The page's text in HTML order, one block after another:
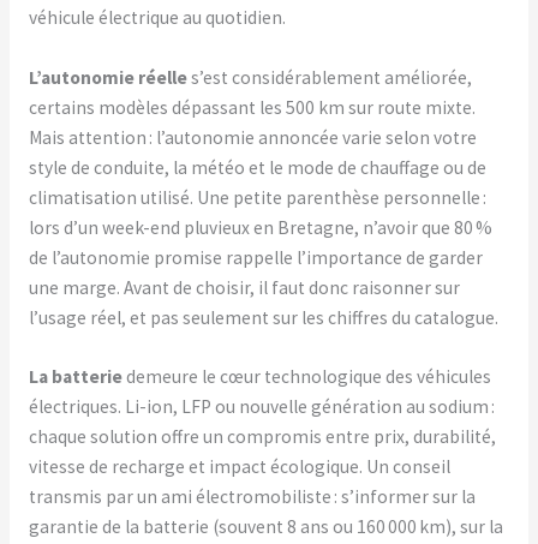
véhicule électrique au quotidien.
L’autonomie réelles’est considérablement améliorée,
certains modèles dépassant les 500 km sur route mixte.
Mais attention : l’autonomie annoncée varie selon votre
style de conduite, la météo et le mode de chauffage ou de
climatisation utilisé. Une petite parenthèse personnelle :
lors d’un week-end pluvieux en Bretagne, n’avoir que 80 %
de l’autonomie promise rappelle l’importance de garder
une marge. Avant de choisir, il faut donc raisonner sur
l’usage réel, et pas seulement sur les chiffres du catalogue.
La batteriedemeure le cœur technologique des véhicules
électriques. Li-ion, LFP ou nouvelle génération au sodium :
chaque solution offre un compromis entre prix, durabilité,
vitesse de recharge et impact écologique. Un conseil
transmis par un ami électromobiliste : s’informer sur la
garantie de la batterie (souvent 8 ans ou 160 000 km), sur la